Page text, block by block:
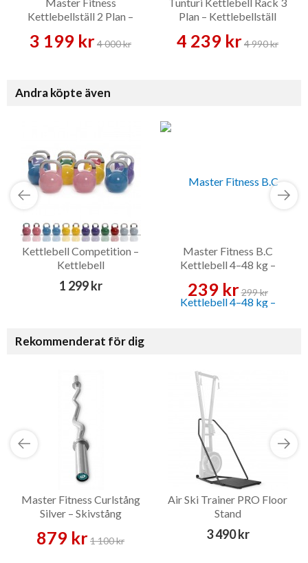
Kettlebellställ 2 Plan –
3 199 kr4 000 kr
Plan – Kettlebellställ
4 239 kr4 990 kr
Andra köpte även
Kettlebell Competition –
Kettlebell
1 299 kr
Master Fitness B.C
Kettlebell 4–48 kg –
239 kr299 kr
Rekommenderat för dig
Master Fitness Curlstång
Silver – Skivstång
879 kr1 100 kr
Air Ski Trainer PRO Floor
Stand
3 490 kr